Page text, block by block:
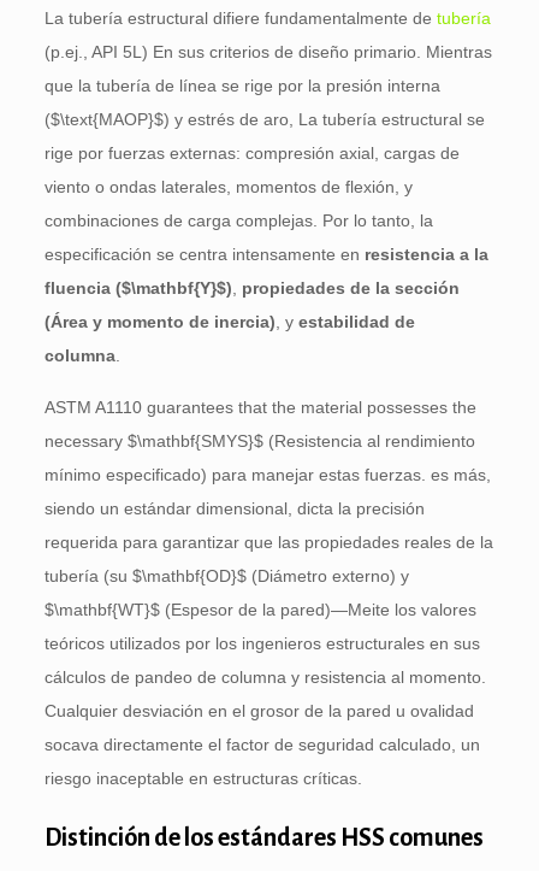
La tubería estructural difiere fundamentalmente de tubería
(p.ej., API 5L) En sus criterios de diseño primario. Mientras
que la tubería de línea se rige por la presión interna
($\text{MAOP}$) y estrés de aro, La tubería estructural se
rige por fuerzas externas: compresión axial, cargas de
viento o ondas laterales, momentos de flexión, y
combinaciones de carga complejas. Por lo tanto, la
especificación se centra intensamente en resistencia a la
fluencia ($\mathbf{Y}$)
propiedades de la sección
(Área y momento de inercia) , y estabilidad de
columna.
ASTM A1110 guarantees that the material possesses the
necessary $\mathbf{SMYS}$(Resistencia al rendimiento
mínimo especificado) para manejar estas fuerzas. es más,
siendo un estándar dimensional, dicta la precisión
requerida para garantizar que las propiedades reales de la
tubería (su $\mathbf{OD}$(Diámetro externo) y
$\mathbf{WT}$(Espesor de la pared)—Meite los valores
teóricos utilizados por los ingenieros estructurales en sus
cálculos de pandeo de columna y resistencia al momento.
Cualquier desviación en el grosor de la pared u ovalidad
socava directamente el factor de seguridad calculado, un
riesgo inaceptable en estructuras críticas.
Distinción de los estándares HSS comunes